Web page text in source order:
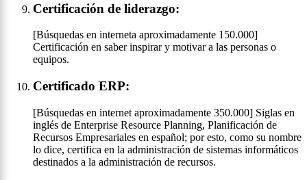
Certificación de liderazgo:
[Búsquedas en interneta aproximadamente 150.000]
Certificación en saber inspirar y motivar a las personas o
equipos.
Certificado ERP:
[Búsquedas en internet aproximadamente 350.000] Siglas en
inglés de Enterprise Resource Planning, Planificación de
Recursos Empresariales en español; por esto, como su nombre
lo dice, certifica en la administración de sistemas informáticos
destinados a la administración de recursos.